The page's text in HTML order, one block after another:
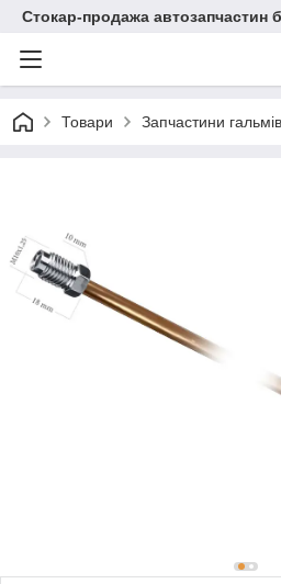
Стокар-продажа автозапчастин
Товари Запчастини